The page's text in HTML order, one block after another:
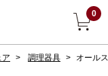
0
戻る
ア 調理器具 オール